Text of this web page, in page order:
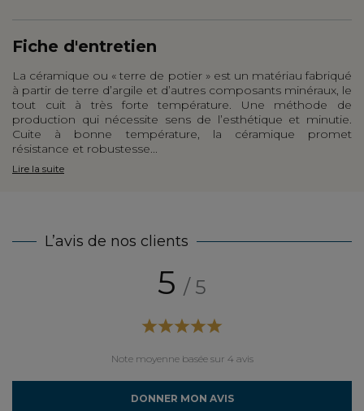
Fiche d'entretien
La céramique ou « terre de potier » est un matériau fabriqué
à partir de terre d’argile et d’autres composants minéraux, le
tout cuit à très forte température. Une méthode de
production qui nécessite sens de l’esthétique et minutie.
Cuite à bonne température, la céramique promet
résistance et robustesse...
Lire la suite
L’avis de nos clients
5 / 5
Note moyenne basée sur 4 avis
DONNER MON AVIS